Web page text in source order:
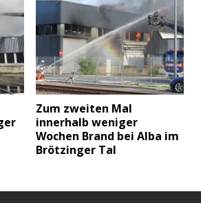
Zum zweiten Mal
innerhalb weniger
Wochen Brand bei Alba im
Brötzinger Tal